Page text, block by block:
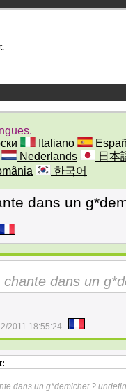
Italiano
Nederlands
日本
한국어
dans un
dans un
2011 18:55:24
dans un g*demichet ?